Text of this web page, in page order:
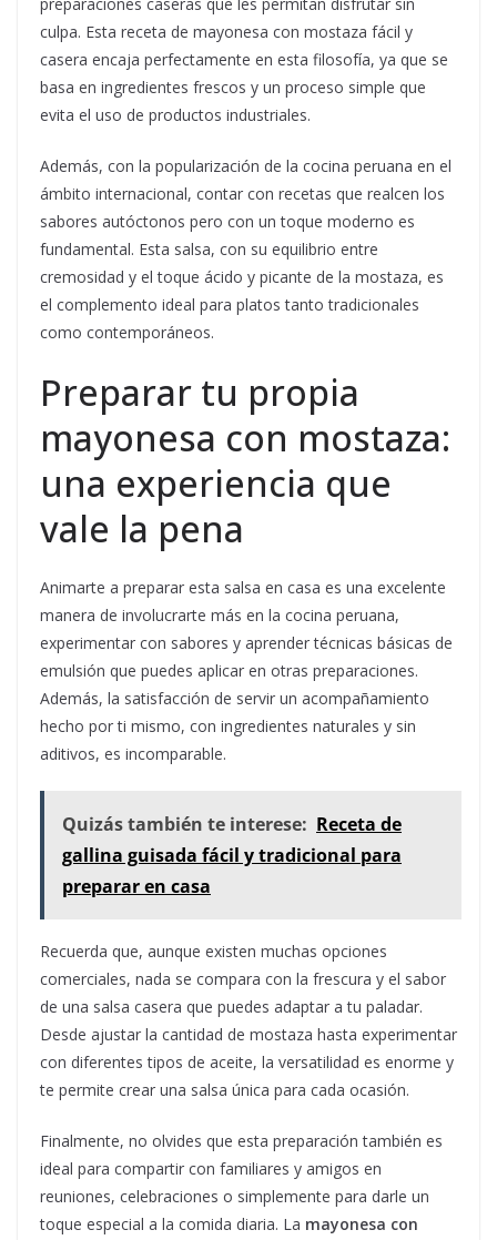
preparaciones caseras que les permitan disfrutar sin
culpa. Esta receta de mayonesa con mostaza fácil y
casera encaja perfectamente en esta filosofía, ya que se
basa en ingredientes frescos y un proceso simple que
evita el uso de productos industriales.
Además, con la popularización de la cocina peruana en el
ámbito internacional, contar con recetas que realcen los
sabores autóctonos pero con un toque moderno es
fundamental. Esta salsa, con su equilibrio entre
cremosidad y el toque ácido y picante de la mostaza, es
el complemento ideal para platos tanto tradicionales
como contemporáneos.
Preparar tu propia
mayonesa con mostaza:
una experiencia que
vale la pena
Animarte a preparar esta salsa en casa es una excelente
manera de involucrarte más en la cocina peruana,
experimentar con sabores y aprender técnicas básicas de
emulsión que puedes aplicar en otras preparaciones.
Además, la satisfacción de servir un acompañamiento
hecho por ti mismo, con ingredientes naturales y sin
aditivos, es incomparable.
Quizás también te interese: Receta de
gallina guisada fácil y tradicional para
preparar en casa
Recuerda que, aunque existen muchas opciones
comerciales, nada se compara con la frescura y el sabor
de una salsa casera que puedes adaptar a tu paladar.
Desde ajustar la cantidad de mostaza hasta experimentar
con diferentes tipos de aceite, la versatilidad es enorme y
te permite crear una salsa única para cada ocasión.
Finalmente, no olvides que esta preparación también es
ideal para compartir con familiares y amigos en
reuniones, celebraciones o simplemente para darle un
toque especial a la comida diaria. La mayonesa con